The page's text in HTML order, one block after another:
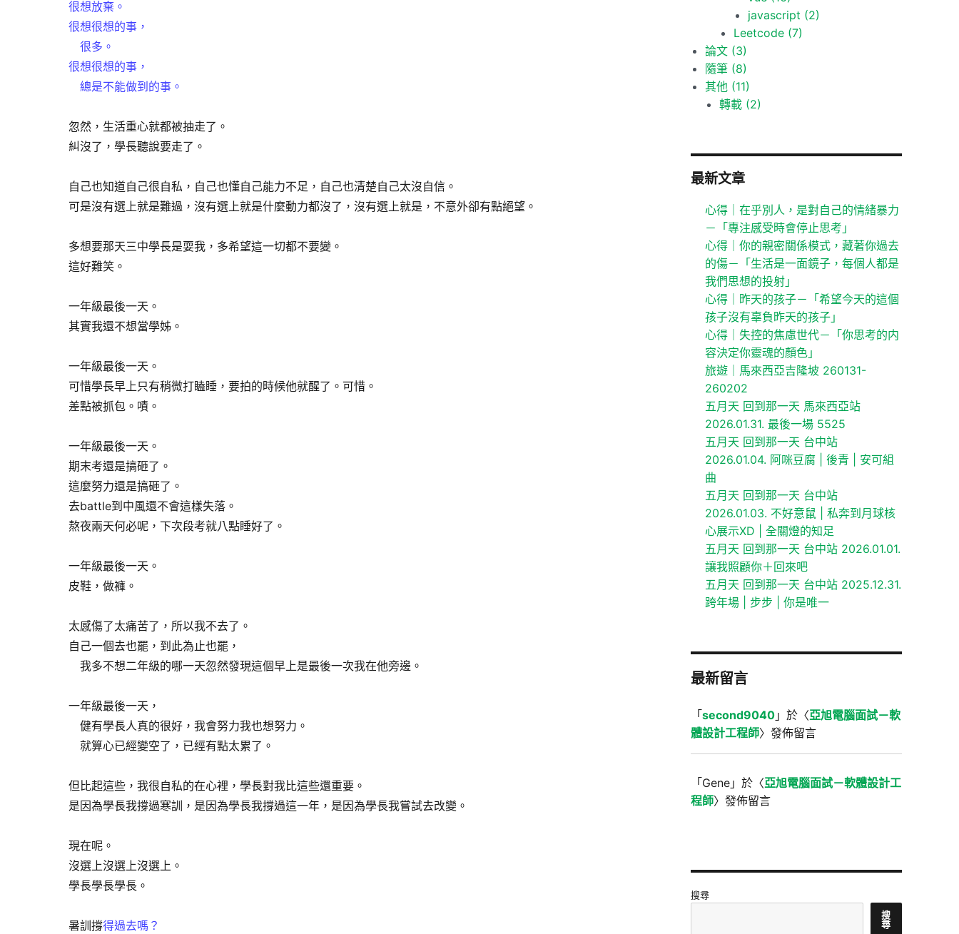
很想放棄。
很想很想的事，
很多。
很想很想的事，
總是不能做到的事。
忽然，生活重心就都被抽走了。
糾沒了，學長聽說要走了。
自己也知道自己很自私，自己也懂自己能力不足，自己也清楚自己太沒自信。
可是沒有選上就是難過，沒有選上就是什麼動力都沒了，沒有選上就是，不意外卻有點絕望。
多想要那天三中學長是耍我，多希望這一切都不要變。
這好難笑。
一年級最後一天。
其實我還不想當學姊。
一年級最後一天。
可惜學長早上只有稍微打瞌睡，要拍的時候他就醒了。可惜。
差點被抓包。嘖。
一年級最後一天。
期末考還是搞砸了。
這麼努力還是搞砸了。
去battle到中風還不會這樣失落。
熬夜兩天何必呢，下次段考就八點睡好了。
一年級最後一天。
皮鞋，做褲。
太感傷了太痛苦了，所以我不去了。
自己一個去也罷，到此為止也罷，
我多不想二年級的哪一天忽然發現這個早上是最後一次我在他旁邊。
一年級最後一天，
健有學長人真的很好，我會努力我也想努力。
就算心已經變空了，已經有點太累了。
但比起這些，我很自私的在心裡，學長對我比這些還重要。
是因為學長我撐過寒訓，是因為學長我撐過這一年，是因為學長我嘗試去改變。
現在呢。
沒選上沒選上沒選上。
學長學長學長。
暑訓撐得過去嗎？
javascript (2)
Leetcode (7)
論文 (3)
隨筆 (8)
其他 (11)
轉載 (2)
最新文章
心得｜在乎別人，是對自己的情緒暴力
－「專注感受時會停止思考」
心得｜你的親密關係模式，藏著你過去
的傷－「生活是一面鏡子，每個人都是
我們思想的投射」
心得｜昨天的孩子－「希望今天的這個
孩子沒有辜負昨天的孩子」
心得｜失控的焦慮世代－「你思考的内
容決定你靈魂的顏色」
旅遊｜馬來西亞吉隆坡 260131-
260202
五月天 回到那一天 馬來西亞站
2026.01.31. 最後一場 5525
五月天 回到那一天 台中站
2026.01.04. 阿咪豆腐 | 後青 | 安可組
曲
五月天 回到那一天 台中站
2026.01.03. 不好意鼠 | 私奔到月球核
心展示XD | 全關燈的知足
五月天 回到那一天 台中站 2026.01.01.
讓我照顧你＋回來吧
五月天 回到那一天 台中站 2025.12.31.
跨年場 | 步步 | 你是唯一
最新留言
「second9040」於〈亞旭電腦面試－軟
體設計工程師〉發佈留言
「Gene」於〈亞旭電腦面試－軟體設計工
程師〉發佈留言
搜尋
搜
尋